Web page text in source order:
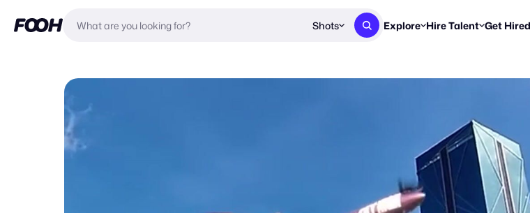
Shots Explore
Staff Picks
Hire Talent
Find & message
Concierge
We'll match you
Get